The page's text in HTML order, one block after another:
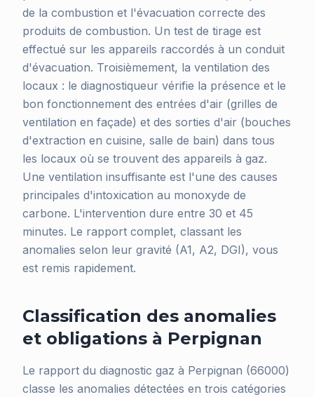
de la combustion et l'évacuation correcte des
produits de combustion. Un test de tirage est
effectué sur les appareils raccordés à un conduit
d'évacuation. Troisièmement, la ventilation des
locaux : le diagnostiqueur vérifie la présence et le
bon fonctionnement des entrées d'air (grilles de
ventilation en façade) et des sorties d'air (bouches
d'extraction en cuisine, salle de bain) dans tous
les locaux où se trouvent des appareils à gaz.
Une ventilation insuffisante est l'une des causes
principales d'intoxication au monoxyde de
carbone. L'intervention dure entre 30 et 45
minutes. Le rapport complet, classant les
anomalies selon leur gravité (A1, A2, DGI), vous
est remis rapidement.
Classification des anomalies
et obligations à Perpignan
Le rapport du diagnostic gaz à Perpignan (66000)
classe les anomalies détectées en trois catégories